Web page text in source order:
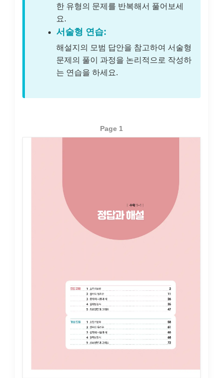
한 유형의 문제를 반복해서 풀어보세
요.
서술형 연습:
해설지의 모범 답안을 참고하여 서술형
문제의 풀이 과정을 논리적으로 작성하
는 연습을 하세요.
Page 1